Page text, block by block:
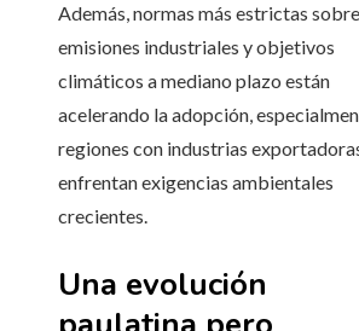
Además, normas más estrictas sobre
emisiones industriales y objetivos
climáticos a mediano plazo están
acelerando la adopción,
regiones con industrias
enfrentan exigencias ambientales
crecientes.
Una evolución